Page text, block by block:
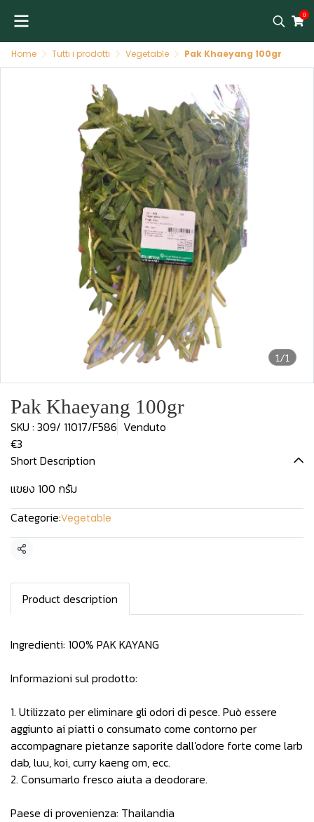
0
Home Tutti i prodotti Vegetable Pak Khaeyang 100gr
1/1
Pak Khaeyang 100gr
SKU : 309/ 11017/F586 Venduto
€3
Short Description
แขยง 100 กรัม
Categorie:Vegetable
Condividi
Product description
Ingredienti: 100% PAK KAYANG
Informazioni sul prodotto:
1. Utilizzato per eliminare gli odori di pesce. Può essere
aggiunto ai piatti o consumato come contorno per
accompagnare pietanze saporite dall'odore forte come larb
dab, luu, koi, curry kaeng om, ecc.
2. Consumarlo fresco aiuta a deodorare.
Paese di provenienza: Thailandia